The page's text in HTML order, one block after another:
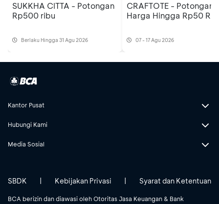
SUKKHA CITTA - Potongan
Rp500 ribu
Berlaku Hingga 31 Agu 2026
CRAFTOTE - Potongan
Harga Hingga Rp50
07 - 17 Agu 2026
Kantor Pusat
Hubungi Kami
Media Sosial
BCA berizin dan diawasi oleh Otoritas Jasa Keuangan & Bank
SBDK | Kebijakan Privasi | Syarat dan Ketentuan